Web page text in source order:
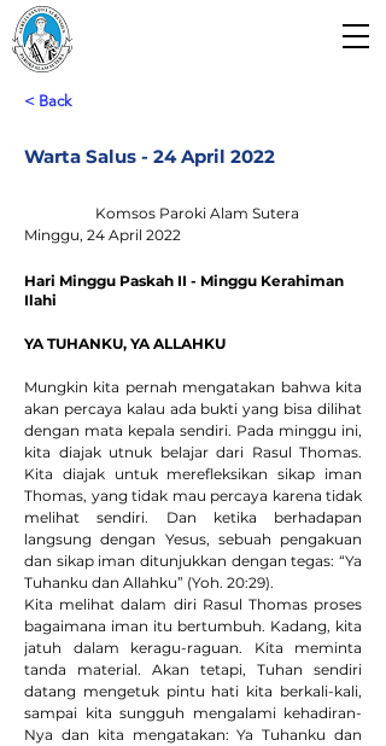
< Back
Warta Salus - 24 April 2022
Komsos Paroki Alam Sutera
Minggu, 24 April 2022
Hari Minggu Paskah II - Minggu Kerahiman
Ilahi
YA TUHANKU, YA ALLAHKU
Mungkin kita pernah mengatakan bahwa kita
akan percaya kalau ada bukti yang bisa dilihat
dengan mata kepala sendiri. Pada minggu ini,
kita diajak utnuk belajar dari Rasul Thomas.
Kita diajak untuk merefleksikan sikap iman
Thomas, yang tidak mau percaya karena tidak
melihat sendiri. Dan ketika berhadapan
langsung dengan Yesus, sebuah pengakuan
dan sikap iman ditunjukkan dengan tegas: “Ya
Tuhanku dan Allahku” (Yoh. 20:29).
Kita melihat dalam diri Rasul Thomas proses
bagaimana iman itu bertumbuh. Kadang, kita
jatuh dalam keragu-raguan. Kita meminta
tanda material. Akan tetapi, Tuhan sendiri
datang mengetuk pintu hati kita berkali-kali,
sampai kita sungguh mengalami kehadiran-
Nya dan kita mengatakan: Ya Tuhanku dan